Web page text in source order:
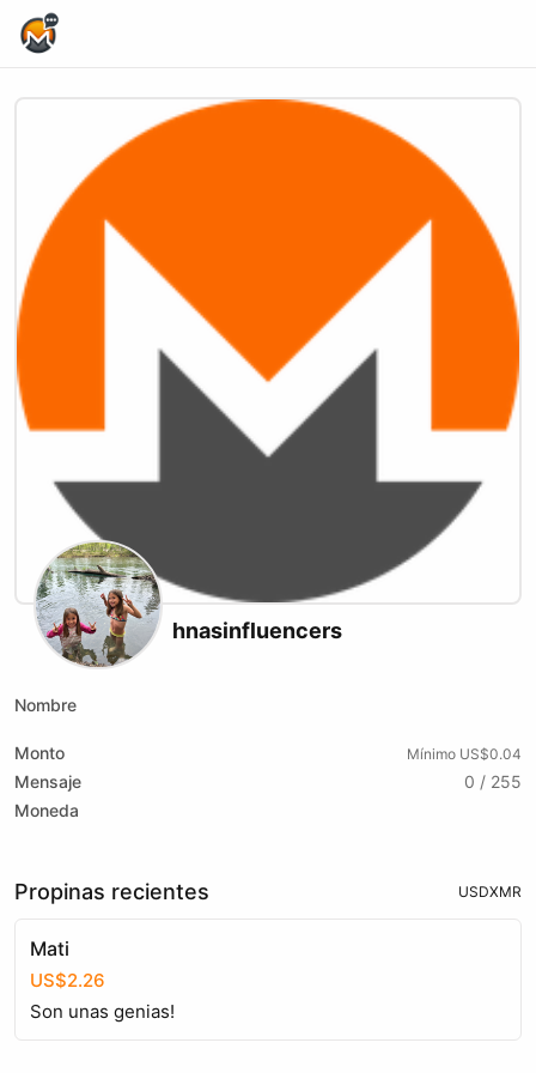
hnasinfluencers
Nombre
Monto Mínimo US$0.04
Mensaje
0 / 255
Moneda
Propinas recientes USDXMR
Mati
US$2.26
Son unas genias!